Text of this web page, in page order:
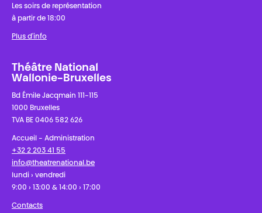
Les soirs de représentation
à partir de 18:00
Plus d'info
Théâtre National
Wallonie-Bruxelles
Bd Émile Jacqmain 111-115
1000 Bruxelles
TVA BE 0406 582 626
Accueil - Administration
+32 2 203 41 55
info@theatrenational.be
lundi › vendredi
9:00 › 13:00 & 14:00 › 17:00
Contacts